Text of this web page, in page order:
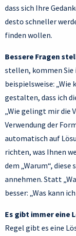
dass sich Ihre
desto schneller
finden wollen.
Bessere Fragen
stellen, kommen Sie
beispielsweise:
gestalten, dass ich
„Wie gelingt mir die
Verwendung der
automatisch auf
richten, was Ihnen
dem „Warum“,
annehmen. Statt
besser: „Was kann
Es gibt immer eine
Regel gibt es eine